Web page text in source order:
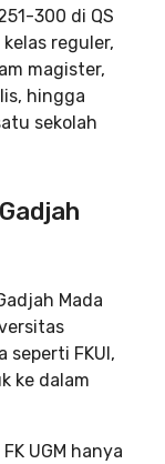
300 di QS
reguler,
magister,
hingga
sekolah
Mada
seperti FKUI,
ke dalam
UGM hanya